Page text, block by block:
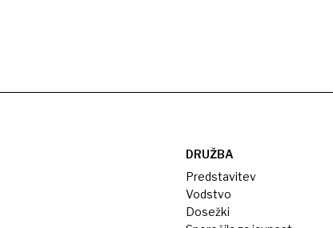
DRUŽBA
Predstavitev
Vodstvo
Dosežki